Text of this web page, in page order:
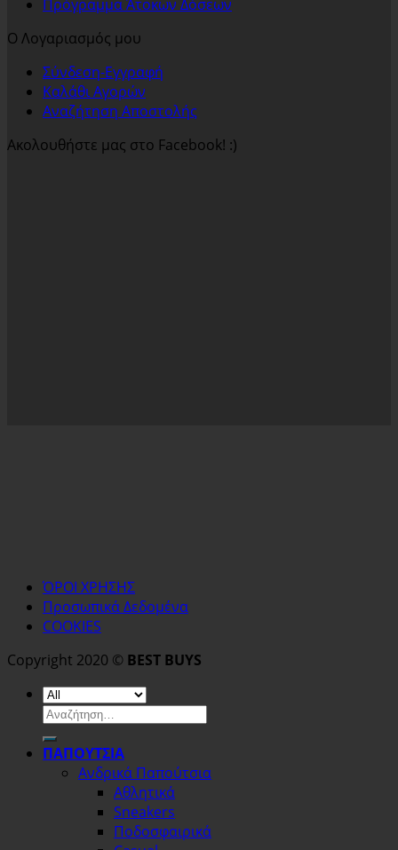
Πρόγραμμα Άτοκων Δόσεων
Ο Λογαριασμός μου
Σύνδεση-Εγγραφή
Καλάθι Αγορών
Αναζήτηση Αποστολής
Ακολουθήστε μας στο Facebook! :)
ΌΡΟΙ ΧΡΗΣΗΣ
Προσωπικά Δεδομένα
COOKIES
Copyright 2020 © BEST BUYS
Αναζήτηση
για:
ΠΑΠΟΥΤΣΙΑ
Ανδρικά Παπούτσια
Αθλητικά
Sneakers
Ποδοσφαιρικά